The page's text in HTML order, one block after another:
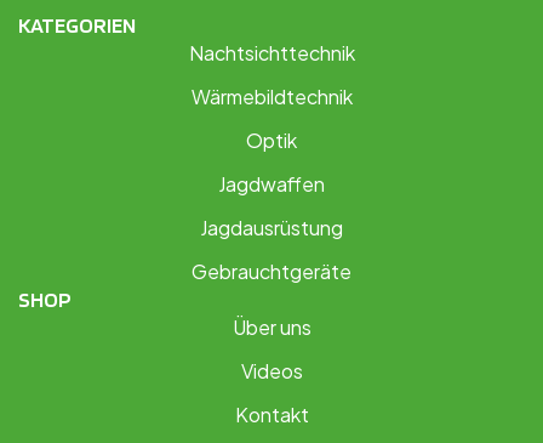
KATEGORIEN
Nachtsichttechnik
Wärmebildtechnik
Optik
Jagdwaffen
Jagdausrüstung
Gebrauchtgeräte
SHOP
Über uns
Videos
Kontakt